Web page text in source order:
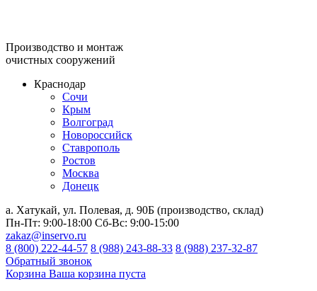
Производство и монтаж
очистных сооружений
Краснодар
Сочи
Крым
Волгоград
Новороссийск
Ставрополь
Ростов
Москва
Донецк
а. Хатукай, ул. Полевая, д. 90Б (производство, склад)
Пн-Пт: 9:00-18:00 Сб-Вс: 9:00-15:00
zakaz@inservo.ru
8 (800) 222-44-57 8 (988) 243-88-33 8 (988) 237-32-87
Обратный звонок
Корзина Ваша корзина пуста